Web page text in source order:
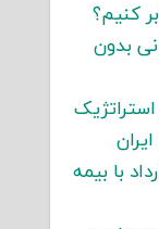
کنیم؟
بدون
استراتژیک
با بیمه